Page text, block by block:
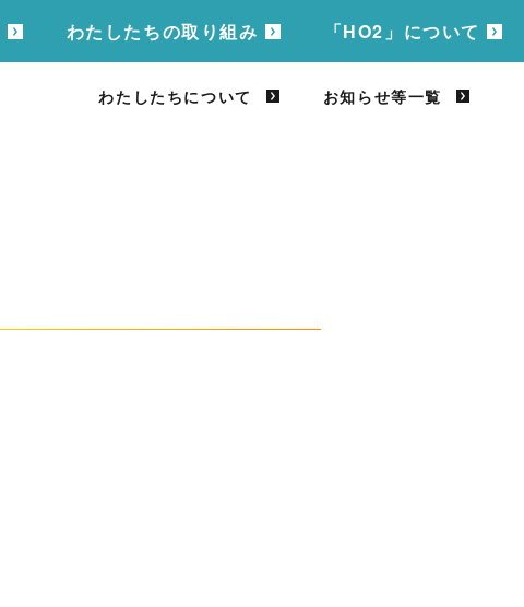
わたしたちの取り組み 「HO2」について
わたしたちについて お知らせ等一覧